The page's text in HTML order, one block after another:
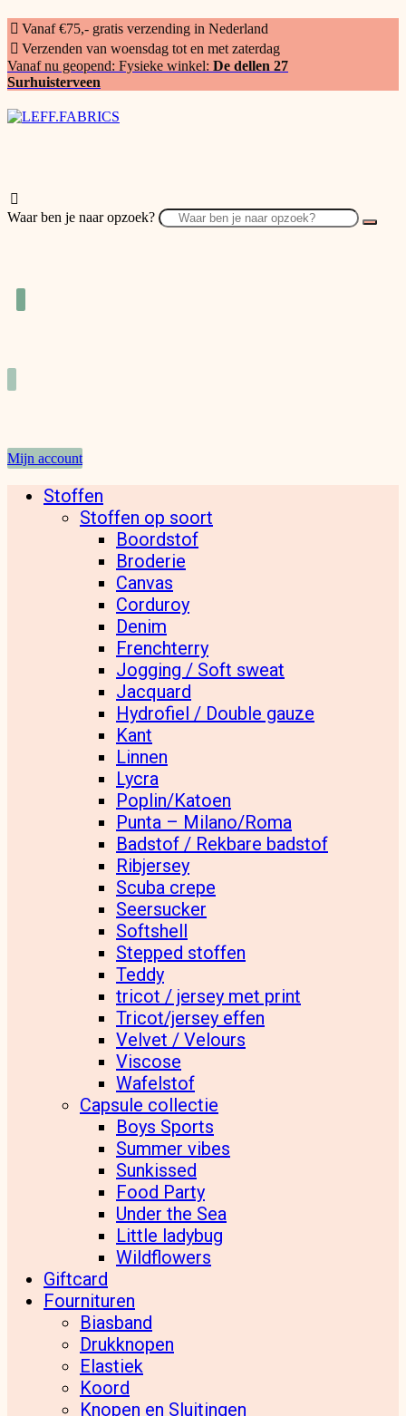
Vanaf €75,- gratis verzending in Nederland
Verzenden van woensdag tot en met zaterdag
Vanaf nu geopend: Fysieke winkel: De dellen 27
Surhuisterveen
Waar ben je naar opzoek?
Mijn account
Stoffen
Stoffen op soort
Boordstof
Broderie
Canvas
Corduroy
Denim
Frenchterry
Jogging / Soft sweat
Jacquard
Hydrofiel / Double gauze
Kant
Linnen
Lycra
Poplin/Katoen
Punta – Milano/Roma
Badstof / Rekbare badstof
Ribjersey
Scuba crepe
Seersucker
Softshell
Stepped stoffen
Teddy
tricot / jersey met print
Tricot/jersey effen
Velvet / Velours
Viscose
Wafelstof
Capsule collectie
Boys Sports
Summer vibes
Sunkissed
Food Party
Under the Sea
Little ladybug
Wildflowers
Giftcard
Fournituren
Biasband
Drukknopen
Elastiek
Koord
Knopen en Sluitingen